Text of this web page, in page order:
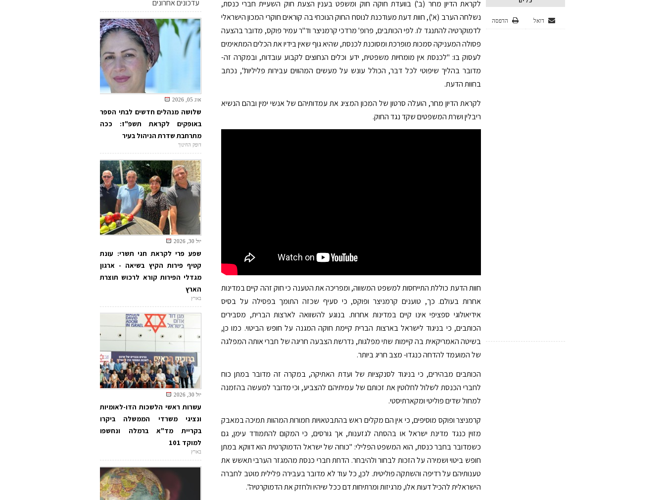
הדפסה דואל
לקראת הדיון מחר (ב') בוועדת חוקה חוק ומשפט בענין הצעת חוק השעיית חברי כנסת,
נשלחה הערב (א'), חוות דעת מעודכנת לנוסח החוק הנוכחי בה קוראים חוקרי המכון הישראלי
לדמוקרטיה להתנגד לו. לפי הכותבים, פרופ' מרדכי קרמניצר וד"ר עמיר פוקס, מדובר בהצעה
פסולה המעניקה סמכות מופרכת ומסוכנת לכנסת, שהיא גוף שאין בידיו את הכלים המתאימים
לעסוק בו: "לכנסת אין מומחיות משפטית, ידע וכלים הנחוצים לקבוע עובדות, ובמקרה זה-
מדובר בהליך שיפוטי לכל דבר, הכולל עונש על מעשים המהווים עבירות פליליות", נכתב
בחוות הדעת.
לקראת הדיון מחר, הועלה סרטון של המכון המציג את עמדותיהם של אנשי ימין ובהם הנשיא
ריבלין ושרת המשפטים שקד נגד החוק.
חוות הדעת כוללת התייחסות למשפט המשווה, ומפריכה את הטענה כי חוק זהה קיים במדינות
אחרות בעולם. כך, טוענים קרמניצר ופוקס, כי סעיף שכזה התומך בפסילה על בסיס
אידיאולוגי ספציפי אינו קיים במדינות אחרות. בנוגע להשוואה לארצות הברית, מסבירים
הכותבים, כי בניגוד לישראל בארצות הברית קיימת חוקה המגנה על חופש הביטוי. כמו כן,
בשיטה האמריקאית בה קיימות שתי מפלגות, נדרשת הצבעה חריגה של חברי אותה המפלגה
של המועמד להדחה כנגדו- מצב חריג ביותר.
הכותבים מבהירים, כי בניגוד לסנקציות של ועדת האתיקה, במקרה זה מדובר במתן כוח
לחברי הכנסת לשלול לחלוטין את זכותם של עמיתיהם להצביע, וכי מדובר למעשה בהזמנה
למחול שדים פוליטי ומקארתיסטי.
קרמניצר ופוקס מוסיפים, כי אין הם מקלים ראש בהתבטאויות חמורות המהוות תמיכה במאבק
מזוין כנגד מדינת ישראל או בהסתה לגזענות, אך גורסים, כי המקום להתמודד עימן, גם
כשמדובר בחבר כנסת, הוא המשפט הפלילי: "כוחה של ישראל הדמוקרטית הוא דווקא במתן
חופש ביטוי ושמירה על הזכות לבחור ולהיבחר. הדחת חברי כנסת מהמגזר הערבי תאשש את
טענותיהם על רדיפה והשתקה פוליטית. לכן, כל עוד לא מדובר בעבירה פלילית מוטב לחברה
הישראלית להכיל דעות אלו, מרגיזות ומרתיחות דם ככל שיהיו ולחזק את הדמוקרטיה".
עדכונים אחרונים
אוג 05, 2026
שלושה מנהלים חדשים לבתי הספר
באופקים לקראת תשפ"ז: ככה
מתרחבת שדרת הניהול בעיר
דופק החינוך
יול 30, 2026
שפע פרי לקראת חגי תשרי: עונת
קטיף פירות הקיץ בשיאה - ארגון
מגדלי הפירות קורא לרכוש תוצרת
הארץ
בארץ
יול 30, 2026
עשרות ראשי הלשכות הדו-לאומיות
ונציגי משרדי הממשלה ביקרו
בקריית מד"א ברמלה ונחשפו
למוקד 101
בארץ